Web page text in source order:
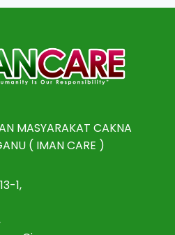
MASYARAKAT CAKNA
( IMAN CARE )
1,